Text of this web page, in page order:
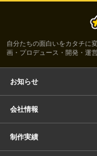
自分たちの面白いをカタチに
画・プロデュース・開発・運
お知らせ
会社情報
制作実績